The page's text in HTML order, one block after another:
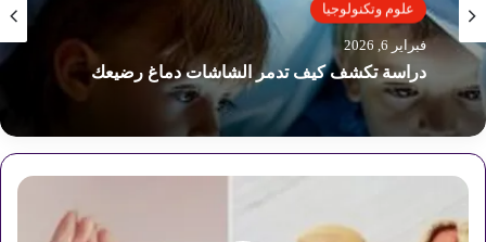
علوم وتكنولوجيا
فبراير 6, 2026
العالم
فبراير 4, 2026
النظام العالمي الجديد بالولايات المتحدة أو بدونها
ع
ز